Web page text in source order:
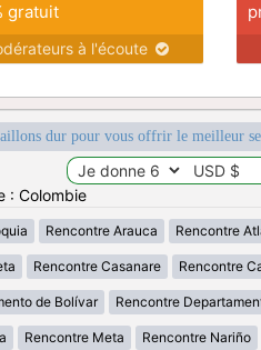
gratuit
à l'écoute
dur pour vous offrir le meilleur
: Colombie
Rencontre Arauca Rencontre
Rencontre Casanare Rencontre
de Bolívar Rencontre
Rencontre Meta Rencontre Nariño